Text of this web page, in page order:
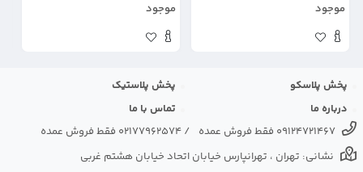
موجود موجود
پخش پلاسکو
پخش پلاستیک
درباره ما
تماس با ما
09124721467 فقط فروش عمده
/ 02177962574 فقط فروش عمده
نشانی: تهران ، تهرانپارس خیابان اتحاد خیابان هشتم غربی